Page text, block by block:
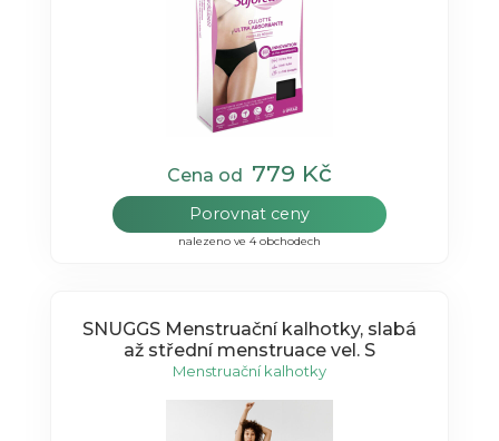
Cena od 779 Kč
Porovnat ceny
nalezeno ve 4 obchodech
SNUGGS Menstruační kalhotky, slabá
až střední menstruace vel. S
Menstruační kalhotky